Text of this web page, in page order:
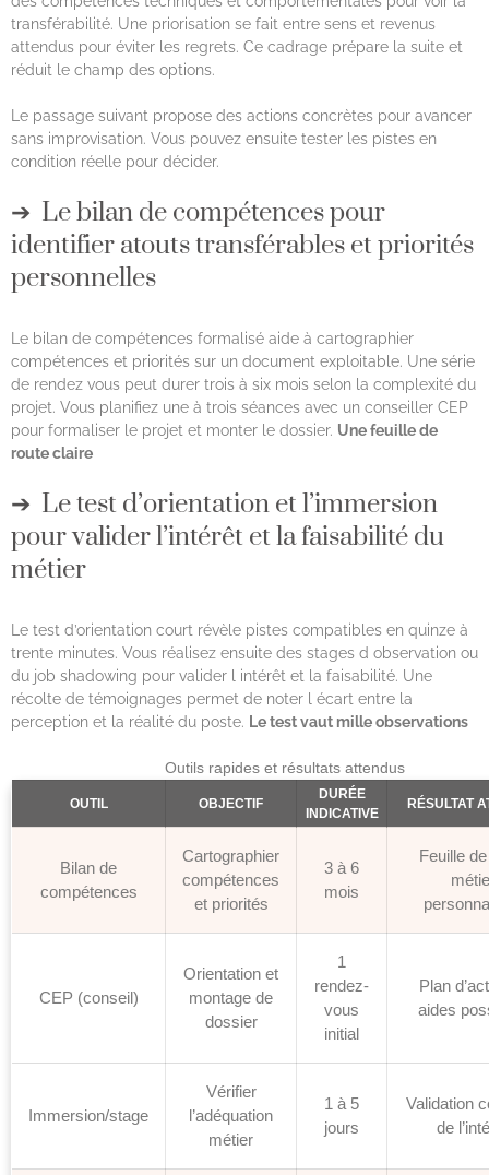
transférabilité. Une priorisation se fait entre sens et revenus
attendus pour éviter les regrets. Ce cadrage prépare la suite et
réduit le champ des options.
Le passage suivant propose des actions concrètes pour avancer
sans improvisation. Vous pouvez ensuite tester les pistes en
condition réelle pour décider.
Le bilan de compétences pour
identifier atouts transférables et priorités
personnelles
Le bilan de compétences formalisé aide à cartographier
compétences et priorités sur un document exploitable. Une série
de rendez vous peut durer trois à six mois selon la complexité du
projet. Vous planifiez une à trois séances avec un conseiller CEP
pour formaliser le projet et monter le dossier. Une feuille de
route claire
Le test d’orientation et l’immersion
pour valider l’intérêt et la faisabilité du
métier
Le test d’orientation court révèle pistes compatibles en quinze à
trente minutes. Vous réalisez ensuite des stages d observation ou
du job shadowing pour valider l intérêt et la faisabilité. Une
récolte de témoignages permet de noter l écart entre la
perception et la réalité du poste. Le test vaut mille observations
Outils rapides et résultats attendus
OUTIL OBJECTIF
DURÉE
INDICATIVE
RÉSULTAT
Bilan de
compétences
Cartographier
compétences
et priorités
3 à 6
mois
Feuille
CEP (conseil)
Orientation et
montage de
dossier
1
rendez-
vous
initial
Plan
aides
Immersion/stage
Vérifier
l’adéquation
métier
1 à 5
jours
Validation
de